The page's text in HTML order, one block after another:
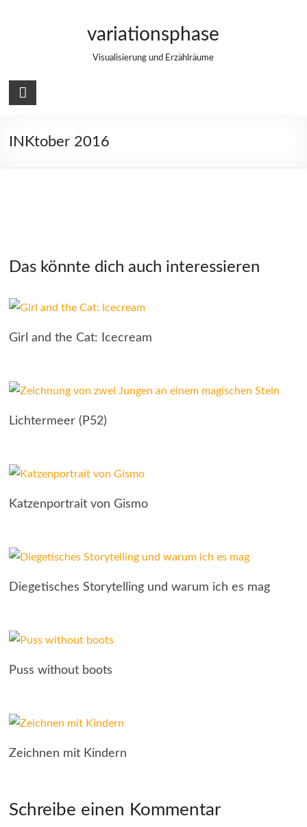
variationsphase
Visualisierung und Erzählräume
INKtober 2016
Das könnte dich auch interessieren
Girl and the Cat: Icecream
Lichtermeer (P52)
Katzenportrait von Gismo
Diegetisches Storytelling und warum ich es mag
Puss without boots
Zeichnen mit Kindern
Schreibe einen Kommentar